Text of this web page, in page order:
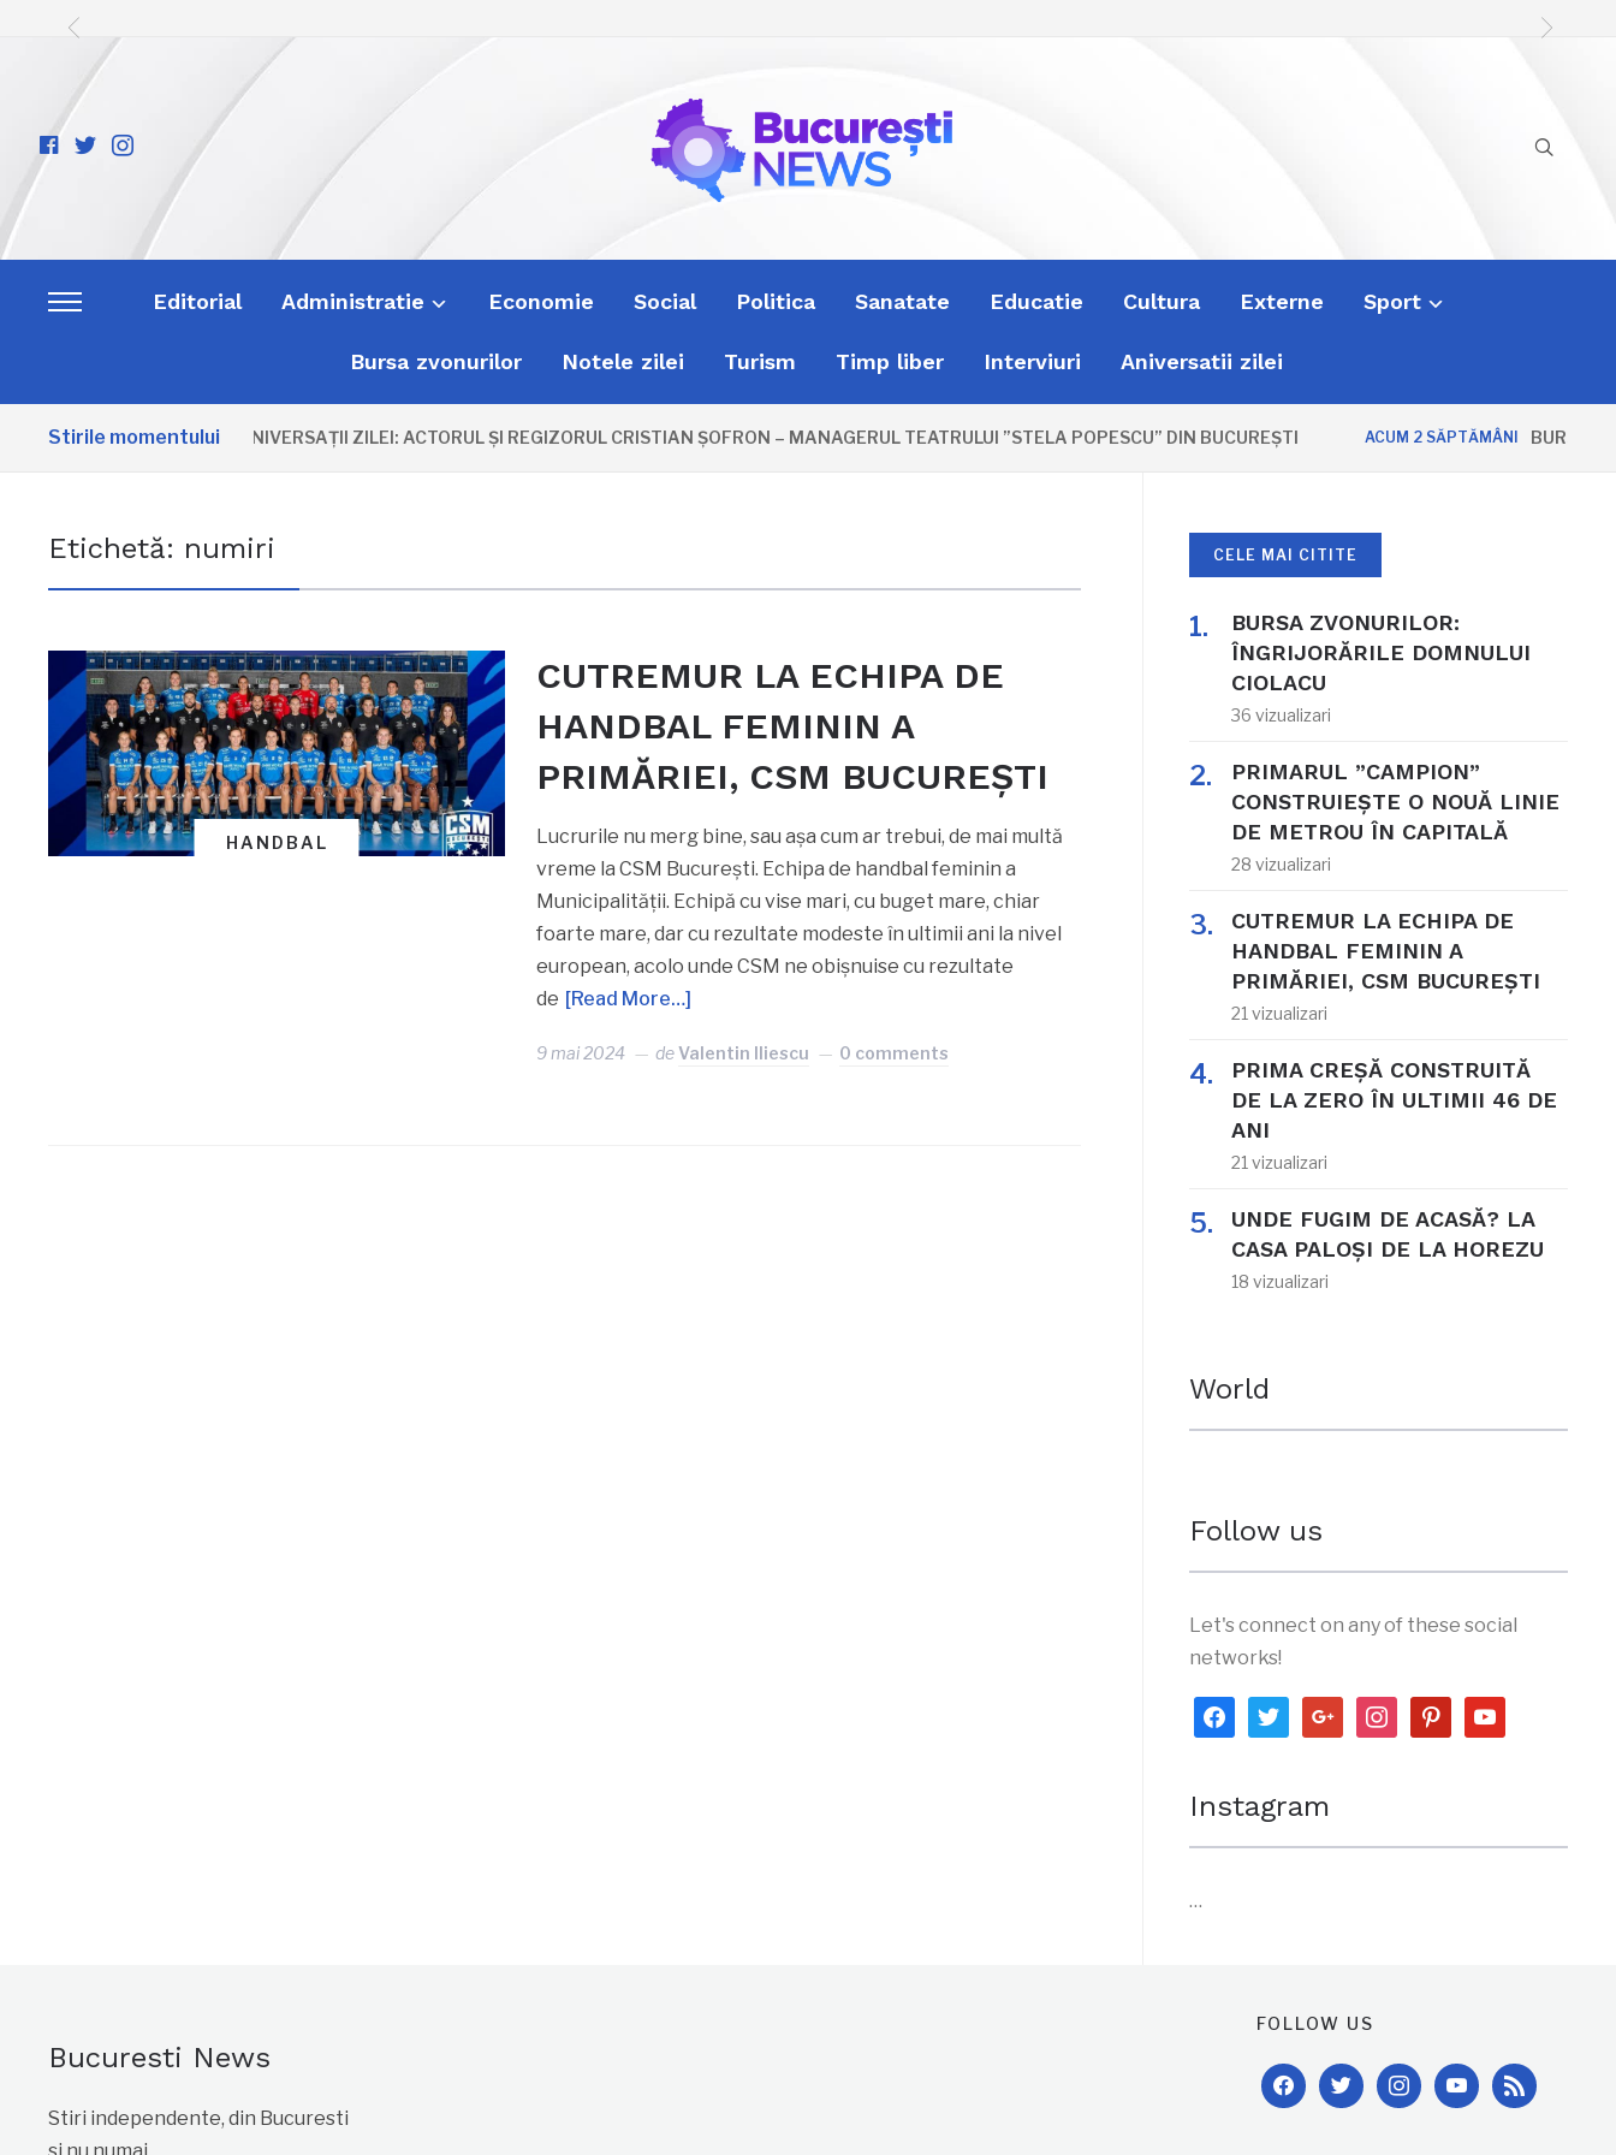
facebook-
official
twitterinstagram
Toggle
Editorial Administratie Economie Social Politica Sanatate Educatie Cultura Externe Sport
Bursa zvonurilor Notele zilei Turism Timp liber Interviuri Aniversatii zilei
Stirile momentuluiANIVERSAȚII ZILEI: ACTORUL ȘI REGIZORUL CRISTIAN ȘOFRON – MANAGERUL TEATRULUI ”STELA POPESCU” DIN BUCUREȘTI ACUM 2 SĂPTĂMÂNI BURSA
Etichetă: numiri
HANDBAL
CUTREMUR LA ECHIPA DE
HANDBAL FEMININ A
PRIMĂRIEI, CSM BUCUREȘTI
Lucrurile nu merg bine, sau așa cum ar trebui, de mai multă
vreme la CSM București. Echipa de handbal feminin a
Municipalității. Echipă cu vise mari, cu buget mare, chiar
foarte mare, dar cu rezultate modeste în ultimii ani la nivel
european, acolo unde CSM ne obișnuise cu rezultate
de [Read More…]
9 mai 2024 deValentin Iliescu 0 comments
CELE MAI CITITE
BURSA ZVONURILOR:
ÎNGRIJORĂRILE DOMNULUI
CIOLACU
36 vizualizari
PRIMARUL ”CAMPION”
CONSTRUIEȘTE O NOUĂ LINIE
DE METROU ÎN CAPITALĂ
28 vizualizari
CUTREMUR LA ECHIPA DE
HANDBAL FEMININ A
PRIMĂRIEI, CSM BUCUREȘTI
21 vizualizari
PRIMA CREȘĂ CONSTRUITĂ
DE LA ZERO ÎN ULTIMII 46 DE
ANI
21 vizualizari
UNDE FUGIM DE ACASĂ? LA
CASA PALOȘI DE LA HOREZU
18 vizualizari
World
Follow us
Let's connect on any of these social
networks!
facebooktwittergoogle instagrampinterestyoutube
Instagram
…
Bucuresti News
Stiri independente, din Bucuresti
FOLLOW US
facebooktwitterinstagramyoutube
rss